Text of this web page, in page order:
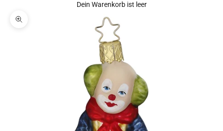
Dein Warenkorb ist leer
Bild vergrößern